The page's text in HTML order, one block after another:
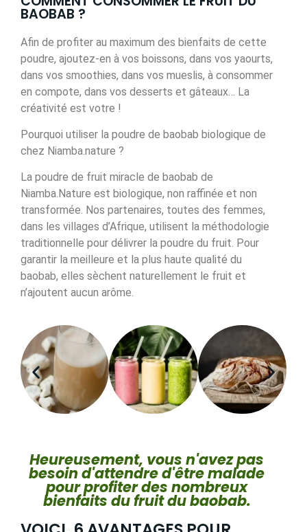
BAOBAB ?
Afin de profiter au maximum des bienfaits de cette
poudre, ajoutez-en à vos boissons, dans vos yaourts,
dans vos smoothies, dans vos mueslis, à consommer
en compote, dans vos desserts et gâteaux… La
créativité est votre !
Pourquoi utiliser la poudre de baobab biologique de
chez Niamba.nature ?
La poudre de fruit miracle de baobab de
Niamba.Nature est biologique, non raffinée et non
transformée. Nos partenaires, toutes des femmes,
dans les villages d’Afrique, utilisent la méthodologie
traditionnelle pour délivrer la poudre du fruit. Pour
garantir la meilleure et la plus haute qualité du
baobab, elles sèchent naturellement le fruit et
n’ajoutent aucun arôme.
Heureusement, vous n'avez pas
besoin d'attendre d'être malade
pour profiter des nombreux
bienfaits du fruit du baobab.